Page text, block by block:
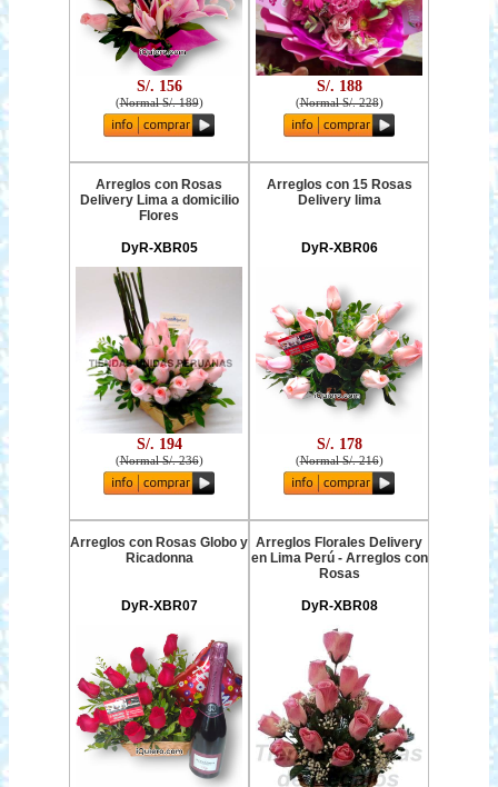
S/. 156
(Normal S/. 189)
S/. 188
(Normal S/. 228)
Arreglos con Rosas
Delivery Lima a domicilio
Flores
DyR-XBR05
S/. 194
(Normal S/. 236)
Arreglos con 15 Rosas
Delivery lima
DyR-XBR06
S/. 178
(Normal S/. 216)
Arreglos con Rosas Globo y
Ricadonna
DyR-XBR07
Arreglos Florales Delivery
en Lima Perú - Arreglos con
Rosas
DyR-XBR08